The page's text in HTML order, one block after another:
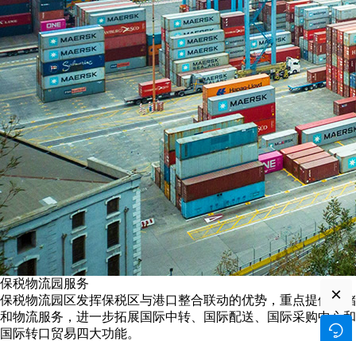
保税物流园服务
保税物流园区发挥保税区与港口整合联动的优势，重点提供仓储
和物流服务，进一步拓展国际中转、国际配送、国际采购中心和
国际转口贸易四大功能。
×
